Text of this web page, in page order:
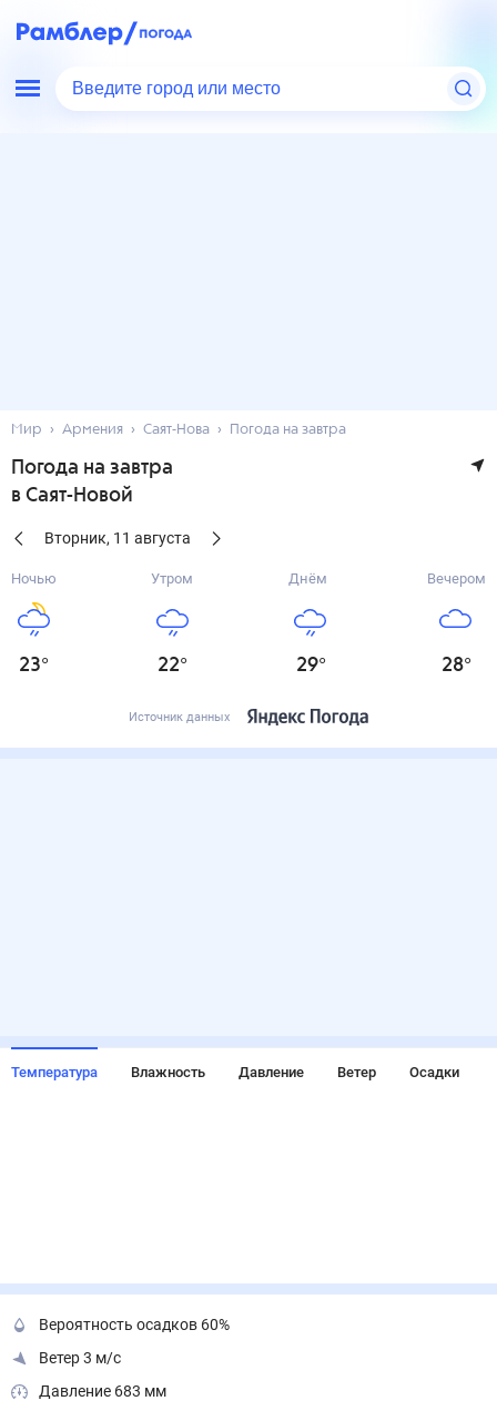
Введите город или место
Мир Армения Саят-Нова Погода на завтра
Погода на завтра
в Саят-Новой
Вторник, 11 августа
Ночью
23°
Утром
22°
Днём
29°
Вечером
28°
Источник данных
Температура Влажность Давление Ветер Осадки
Вероятность осадков 60%
Ветер 3 м/с
Давление 683 мм